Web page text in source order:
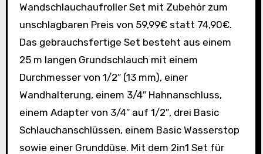
Wandschlauchaufroller Set mit Zubehör zum
unschlagbaren Preis von 59,99€ statt 74,90€.
Das gebrauchsfertige Set besteht aus einem
25 m langen Grundschlauch mit einem
Durchmesser von 1/2″ (13 mm), einer
Wandhalterung, einem 3/4″ Hahnanschluss,
einem Adapter von 3/4″ auf 1/2″, drei Basic
Schlauchanschlüssen, einem Basic Wasserstop
sowie einer Grunddüse. Mit dem 2in1 Set für